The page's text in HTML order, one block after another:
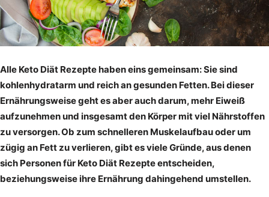
Alle Keto Diät Rezepte haben eins gemeinsam: Sie sind
kohlenhydratarm und reich an gesunden Fetten. Bei dieser
Ernährungsweise geht es aber auch darum, mehr Eiweiß
aufzunehmen und insgesamt den Körper mit viel Nährstoffen
zu versorgen. Ob zum schnelleren Muskelaufbau oder um
zügig an Fett zu verlieren, gibt es viele Gründe, aus denen
sich Personen für Keto Diät Rezepte entscheiden,
beziehungsweise ihre Ernährung dahingehend umstellen.